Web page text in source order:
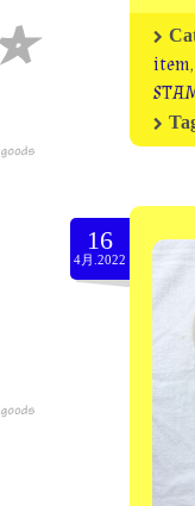
item,
16
4月.2022